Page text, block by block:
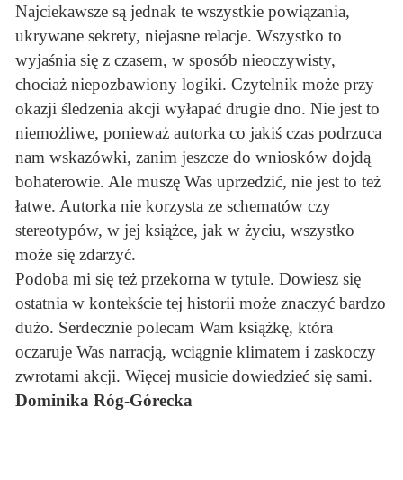
Najciekawsze są jednak te wszystkie powiązania,
ukrywane sekrety, niejasne relacje. Wszystko to
wyjaśnia się z czasem, w sposób nieoczywisty,
chociaż niepozbawiony logiki. Czytelnik może przy
okazji śledzenia akcji wyłapać drugie dno. Nie jest to
niemożliwe, ponieważ autorka co jakiś czas podrzuca
nam wskazówki, zanim jeszcze do wniosków dojdą
bohaterowie. Ale muszę Was uprzedzić, nie jest to też
łatwe. Autorka nie korzysta ze schematów czy
stereotypów, w jej książce, jak w życiu, wszystko
może się zdarzyć.
Podoba mi się też przekorna w tytule. Dowiesz się
ostatnia w kontekście tej historii może znaczyć bardzo
dużo. Serdecznie polecam Wam książkę, która
oczaruje Was narracją, wciągnie klimatem i zaskoczy
zwrotami akcji. Więcej musicie dowiedzieć się sami.
Dominika Róg-Górecka